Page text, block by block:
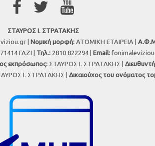
ΣΤΑΥΡΟΣ Ι. ΣΤΡΑΤΑΚΗΣ
| Νομική μορφή: ΑΤΟΜΙΚΗ ΕΤΑΙΡΕΙΑ |
ΓΑΖΙ | Τηλ.: 2810 822294 | Εmail:
εκπρόσωπος: ΣΤΑΥΡΟΣ Ι. ΣΤΡΑΤΑΚΗΣ |
Ι. ΣΤΡΑΤΑΚΗΣ | Δικαιούχος του ονόματος